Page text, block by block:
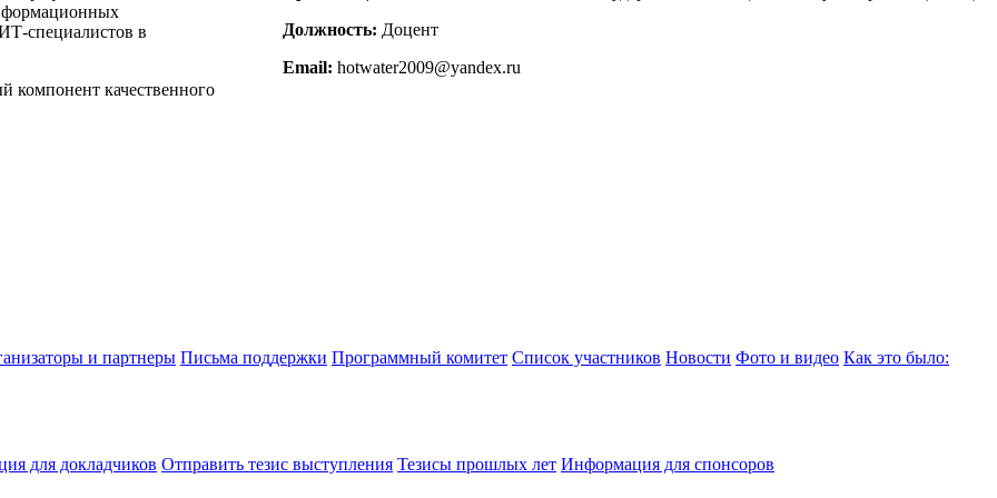
специалистов в
компонент качественного
Должность: Доцент
Email: hotwater2009@yandex.ru
и партнеры Письма поддержки Программный комитет Список участников Новости Фото и видео Как это было:
для докладчиков Отправить тезис выступления Тезисы прошлых лет Информация для спонсоров